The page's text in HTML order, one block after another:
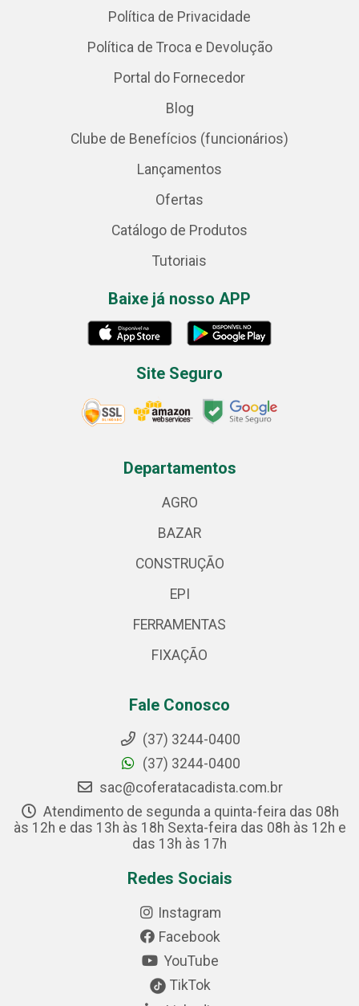
Política de Privacidade
Política de Troca e Devolução
Portal do Fornecedor
Blog
Clube de Benefícios (funcionários)
Lançamentos
Ofertas
Catálogo de Produtos
Tutoriais
Baixe já nosso APP
Site Seguro
Departamentos
AGRO
BAZAR
CONSTRUÇÃO
EPI
FERRAMENTAS
FIXAÇÃO
Fale Conosco
(37) 3244-0400
(37) 3244-0400
sac@coferatacadista.com.br
Atendimento de segunda a quinta-feira das 08h
às 12h e das 13h às 18h Sexta-feira das 08h às 12h e
das 13h às 17h
Redes Sociais
Instagram
Facebook
YouTube
TikTok